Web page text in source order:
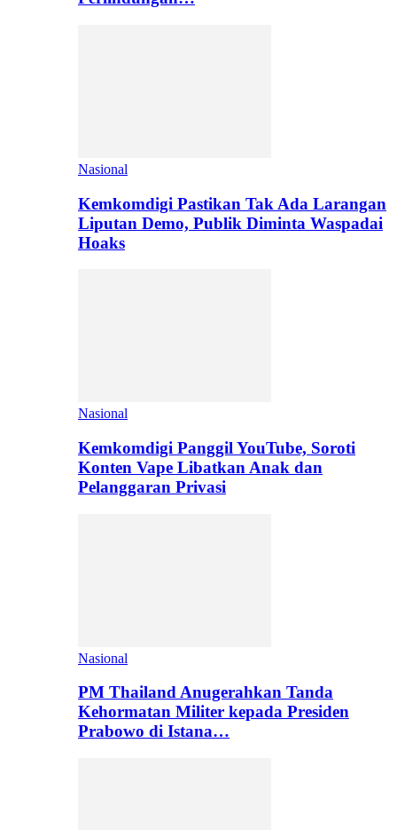
Nasional
Kemkomdigi Pastikan Tak Ada Larangan
Liputan Demo, Publik Diminta Waspadai
Hoaks
Nasional
Kemkomdigi Panggil YouTube, Soroti
Konten Vape Libatkan Anak dan
Pelanggaran Privasi
Nasional
PM Thailand Anugerahkan Tanda
Kehormatan Militer kepada Presiden
Prabowo di Istana…